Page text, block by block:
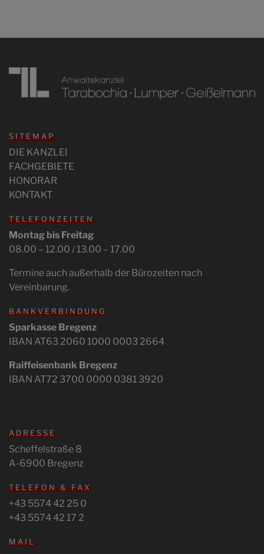
SITEMAP
DIE KANZLEI
FACHGEBIETE
HONORAR
KONTAKT
TELEFONZEITEN
Montag bis Freitag
08.00 – 12.00 / 13.00 – 17.00
Termine auch außerhalb der Bürozeiten nach
Vereinbarung.
BANKVERBINDUNG
Sparkasse Bregenz
IBAN AT63 2060 1000 0003 2664
Raiffeisenbank Bregenz
IBAN AT72 3700 0000 0381 3920
ADRESSE
Scheffelstraße 8
A-6900 Bregenz
TELEFON & FAX
+43 5574 42 25 0
+43 5574 42 17 2
MAIL